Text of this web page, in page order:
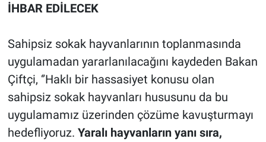
İHBAR EDİLECEK
Sahipsiz sokak hayvanlarının toplanmasında
uygulamadan yararlanılacağını kaydeden Bakan
Çiftçi, ‘’Haklı bir hassasiyet konusu olan
sahipsiz sokak hayvanları hususunu da bu
uygulamamız üzerinden çözüme kavuşturmayı
hedefliyoruz. Yaralı hayvanların yanı sıra,